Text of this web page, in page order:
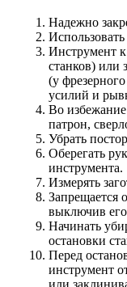
Надежно
Инструмент к
станков) или
(у
усилий и
Во избежание
патрон,
Убрать
Оберегать
инструмента.
Измерять
Запрещается
выключив
Начинать
остановки
Перед
инструмент